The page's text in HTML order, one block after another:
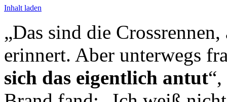
Inhalt laden
„Das sind die
erinnert. Aber unterwegs
sich das eigentlich antut